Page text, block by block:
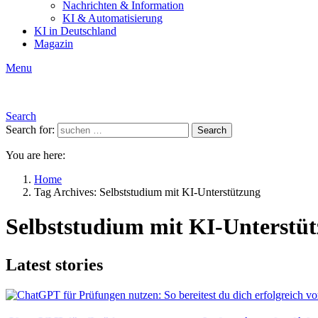
Nachrichten & Information
KI & Automatisierung
KI in Deutschland
Magazin
Menu
Search
Search for:
Search
You are here:
Home
Tag Archives: Selbststudium mit KI-Unterstützung
Selbststudium mit KI-
Latest stories